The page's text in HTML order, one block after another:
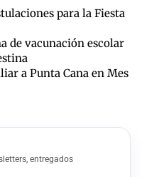
para la Fiesta
de vacunación escolar
a Punta Cana en Mes
entregados